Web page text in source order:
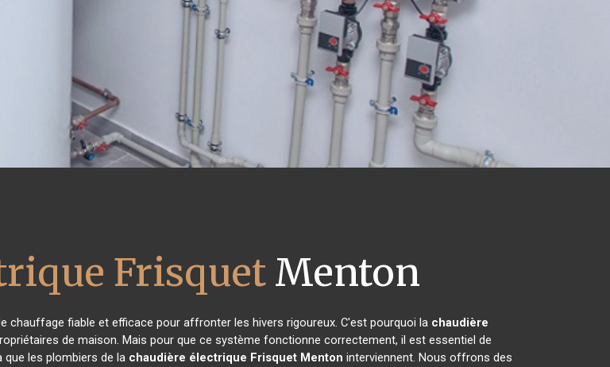
FrisquetMenton
chauffage fiable et efficace pour affronter les hivers rigoureux. C'est pourquoi la chaudière
de maison. Mais pour que ce système fonctionne correctement, il est essentiel de
que les plombiers de la chaudière électrique Frisquet Menton interviennent. Nous offrons des